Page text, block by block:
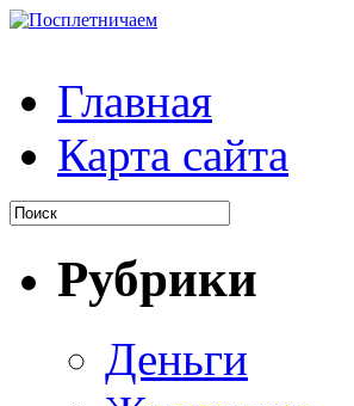
Главная
Карта сайта
Рубрики
Деньги